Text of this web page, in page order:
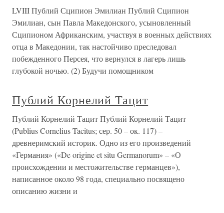
LVIII Публий Сципион Эмилиан Публий Сципион
Эмилиан, сын Павла Македонского, усыновленный
Сципионом Африканским, участвуя в военных действиях
отца в Македонии, так настойчиво преследовал
побежденного Персея, что вернулся в лагерь лишь
глубокой ночью. (2) Будучи помощником
Публий Корнелий Тацит
Публий Корнелий Тацит Публий Корнелий Тацит
(Publius Cornelius Tacitus; сер. 50 – ок. 117) –
древнеримский историк. Одно из его произведений
«Германия» («De origine et situ Germanorum» – «О
происхождении и местожительстве германцев»),
написанное около 98 года, специально посвящено
описанию жизни и